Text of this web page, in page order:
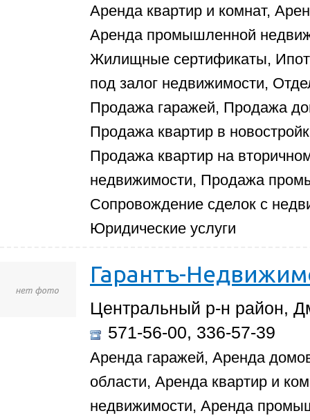
Аренда квартир и комнат,
Аренда промышленной
Жилищные сертификаты,
под залог недвижимости,
Продажа гаражей, Продажа
Продажа квартир в
Продажа квартир на
недвижимости, Продажа
Сопровождение сделок с
Юридические услуги
Гарантъ-
Центральный р-н район,
571-56-00, 336-57-39
Аренда гаражей, Аренда
области, Аренда квартир и
недвижимости, Аренда